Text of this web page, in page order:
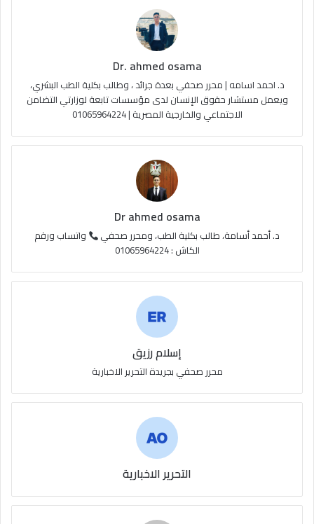
e
ا
م
ا
ل
م
و
R
S
S
Dr. ahmed osama
د. احمد اسامه | محرر صحفي بعدة جرائد ، وطالب بكلية الطب البشري،
ويعمل مستشار حقوق الإنسان لدى مؤسسات تابعة لوزارتي التضامن
الاجتماعي والخارجية المصرية | 01065964224
Dr ahmed osama
د. أحمد أسامة، طالب بكلية الطب، ومحرر صحفي
واتساب ورقم
الكاش : 01065964224
إسلام رزيق
محرر صحفي بجريدة التحرير الاخبارية
التحرير الاخبارية